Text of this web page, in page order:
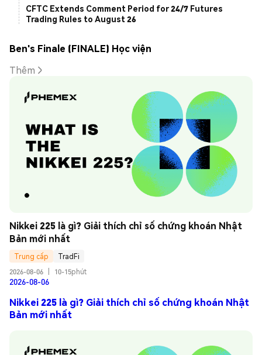
CFTC Extends Comment Period for 24/7 Futures
Trading Rules to August 26
Ben's Finale (FINALE) Học viện
Thêm
Nikkei 225 là gì? Giải thích chỉ số chứng khoán Nhật
Bản mới nhất
Trung cấp
TradFi
2026-08-06
10-15phút
2026-08-06
Nikkei 225 là gì? Giải thích chỉ số chứng khoán Nhật
Bản mới nhất